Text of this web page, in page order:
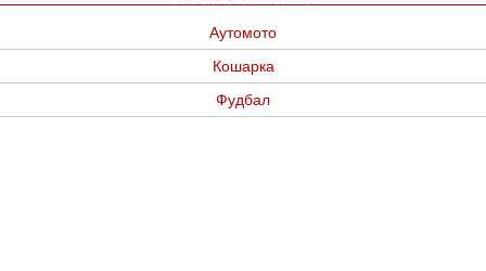
Аутомото
Кошарка
Фудбал